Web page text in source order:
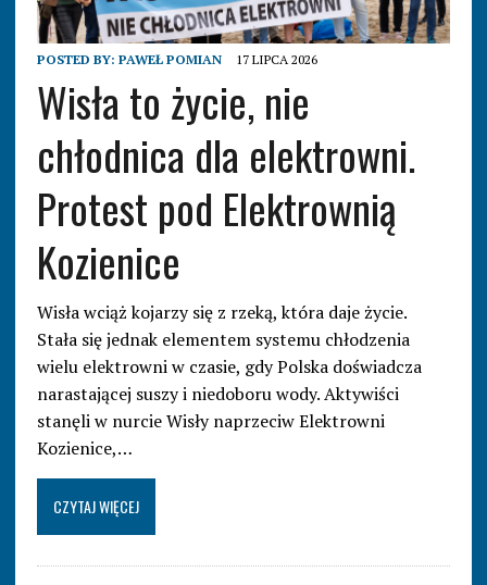
POSTED BY: PAWEŁ POMIAN 17 LIPCA 2026
Wisła to życie, nie
chłodnica dla elektrowni.
Protest pod Elektrownią
Kozienice
Wisła wciąż kojarzy się z rzeką, która daje życie.
Stała się jednak elementem systemu chłodzenia
wielu elektrowni w czasie, gdy Polska doświadcza
narastającej suszy i niedoboru wody. Aktywiści
stanęli w nurcie Wisły naprzeciw Elektrowni
Kozienice,…
CZYTAJ WIĘCEJ